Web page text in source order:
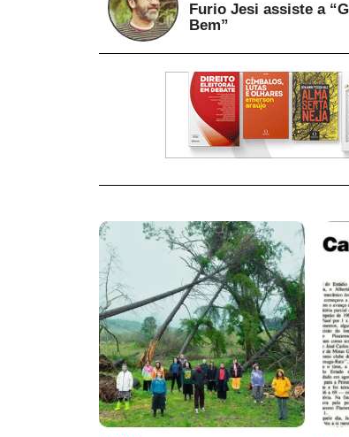
Furio Jesi assiste a
Bem”